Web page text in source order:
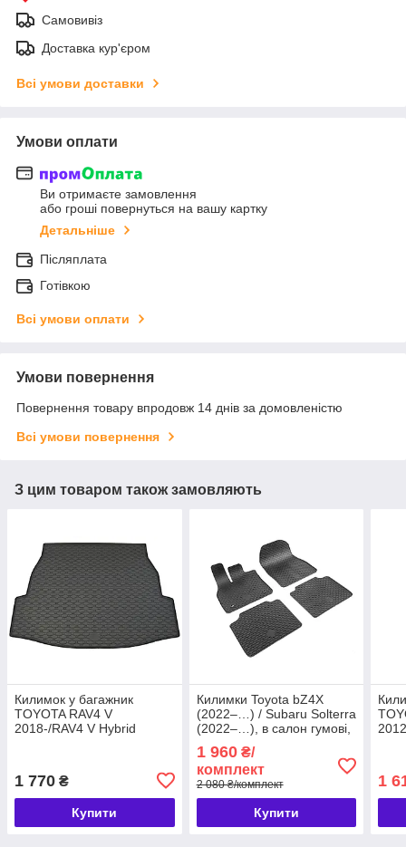
Самовивіз
Доставка кур'єром
Всі умови доставки
Умови оплати
Ви отримаєте замовлення
або гроші повернуться на вашу картку
Детальніше
Післяплата
Готівкою
Всі умови оплати
Умови повернення
Повернення товару впродовж 14 днів за домовленістю
Всі умови повернення
З цим товаром також замовляють
Килимок у багажник
TOYOTA RAV4 V
2018-/RAV4 V Hybrid
1 770 ₴
Купити
Килимки Toyota bZ4X
(2022–…) / Subaru Solterra
(2022–…), в салон гумові,
(223314)
1 960₴/
комплект
2 080 ₴/комплект
Купити
1